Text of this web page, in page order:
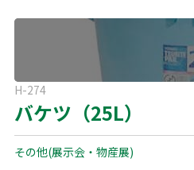
板付店 092-
受付時間: 8:30〜
※最終受付16:30
甘木店
※最終受付16:30ま
スポーツ
バケツ（25L）
H-274
その他(展示会・物産展)